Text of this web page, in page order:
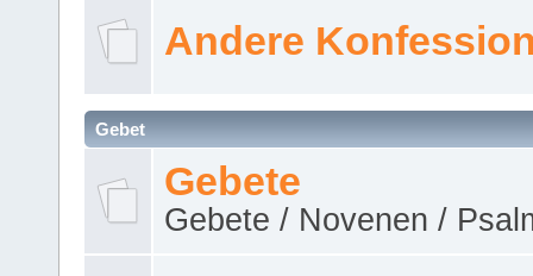
Andere
Gebet
Gebete
Gebete / Novenen /